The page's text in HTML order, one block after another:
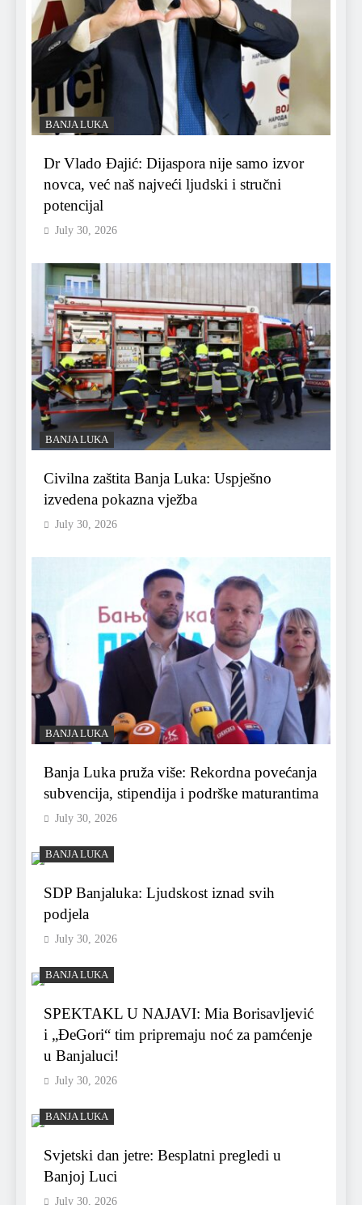
BANJA LUKA
Dr Vlado Đajić: Dijaspora nije samo izvor
novca, već naš najveći ljudski i stručni
potencijal
July 30, 2026
BANJA LUKA
Civilna zaštita Banja Luka: Uspješno
izvedena pokazna vježba
July 30, 2026
BANJA LUKA
Banja Luka pruža više: Rekordna povećanja
subvencija, stipendija i podrške maturantima
July 30, 2026
BANJA LUKA
SDP Banjaluka: Ljudskost iznad svih
podjela
July 30, 2026
BANJA LUKA
SPEKTAKL U NAJAVI: Mia Borisavljević
i „ĐeGori“ tim pripremaju noć za pamćenje
u Banjaluci!
July 30, 2026
BANJA LUKA
Svjetski dan jetre: Besplatni pregledi u
Banjoj Luci
July 30, 2026